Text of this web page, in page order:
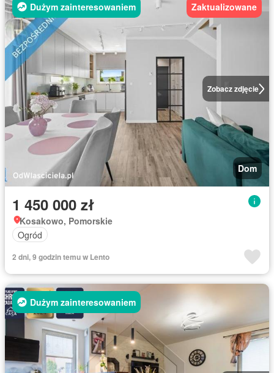
Zobacz zdjęcie
Dużym zainteresowaniem Zaktualizowane
Dom
1 450 000 zł
Kosakowo, Pomorskie
Ogród
2 dni, 9 godzin temu w Lento
Dużym zainteresowaniem